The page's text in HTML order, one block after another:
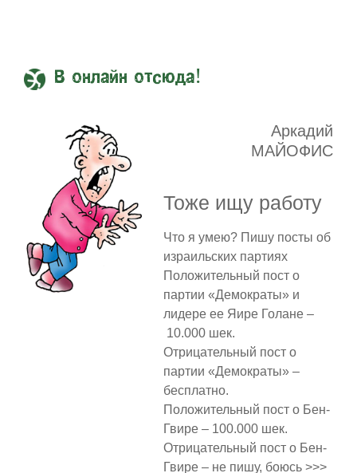
В онлайн отсюда!
Аркадий
МАЙОФИС
Тоже ищу работу
Что я умею? Пишу посты об
израильских партиях
Положительный пост о
партии «Демократы» и
лидере ее Яире Голане –
10.000 шек.
Отрицательный пост о
партии «Демократы» –
бесплатно.
Положительный пост о Бен-
Гвире – 100.000 шек.
Отрицательный пост о Бен-
Гвире – не пишу, боюсь >>>